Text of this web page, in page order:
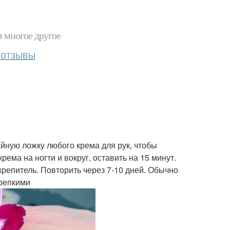
другое
отзывы
ложку любого крема для рук, чтобы
на ногти и вокруг, оставить на 15 минут.
Повторить через 7-10 дней. Обычно